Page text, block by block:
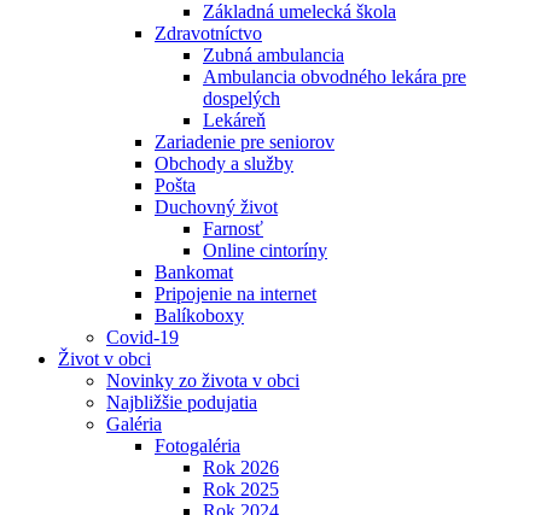
Základná umelecká škola
Zdravotníctvo
Zubná ambulancia
Ambulancia obvodného lekára pre
dospelých
Lekáreň
Zariadenie pre seniorov
Obchody a služby
Pošta
Duchovný život
Farnosť
Online cintoríny
Bankomat
Pripojenie na internet
Balíkoboxy
Covid-19
Život v obci
Novinky zo života v obci
Najbližšie podujatia
Galéria
Fotogaléria
Rok 2026
Rok 2025
Rok 2024